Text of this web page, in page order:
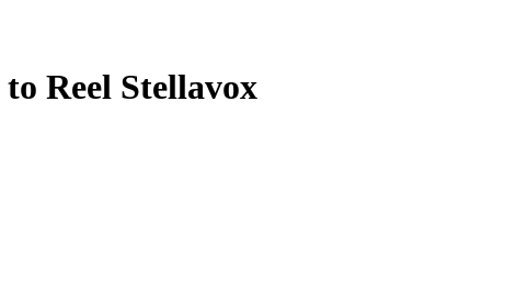
Reel Stellavox